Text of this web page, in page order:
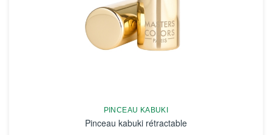
PINCEAU KABUKI
Pinceau kabuki rétractable